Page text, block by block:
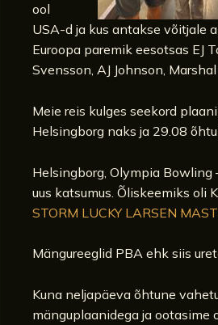
ool
USA-d ja kus antakse võitjale
Euroopa paremik eesotsas EJ
Svensson, AJ Johnson,
Meie reis kulges seekord
Helsingborg naks ja 29.08
Helsingborg, Olympia Bowling
uus katsumus. Õliskeemiks oli
STORM LUCKY LARSEN
Mängureeglid PBA ehk siis
Kuna neljapäeva õhtune
mänguplaanidega ja ootasime